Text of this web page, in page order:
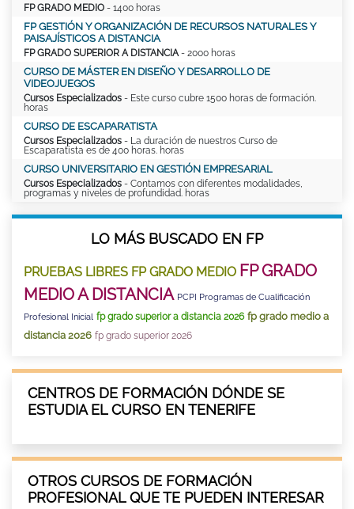
FP GRADO MEDIO - 1400 horas
FP GESTIÓN Y ORGANIZACIÓN DE RECURSOS NATURALES Y
PAISAJÍSTICOS A DISTANCIA
FP GRADO SUPERIOR A DISTANCIA - 2000 horas
CURSO DE MÁSTER EN DISEÑO Y DESARROLLO DE
VIDEOJUEGOS
Cursos Especializados - Este curso cubre 1500 horas de formación.
horas
CURSO DE ESCAPARATISTA
Cursos Especializados - La duración de nuestros Curso de
Escaparatista es de 400 horas. horas
CURSO UNIVERSITARIO EN GESTIÓN EMPRESARIAL
Cursos Especializados - Contamos con diferentes modalidades,
programas y niveles de profundidad. horas
LO MÁS BUSCADO EN FP
PRUEBAS LIBRES FP GRADO MEDIO FP GRADO
MEDIO A DISTANCIA PCPI Programas de Cualificación
Profesional Inicial fp grado superior a distancia 2026 fp grado medio a
distancia 2026 fp grado superior 2026
CENTROS DE FORMACIÓN DÓNDE SE
ESTUDIA EL CURSO EN TENERIFE
OTROS CURSOS DE FORMACIÓN
PROFESIONAL QUE TE PUEDEN INTERESAR